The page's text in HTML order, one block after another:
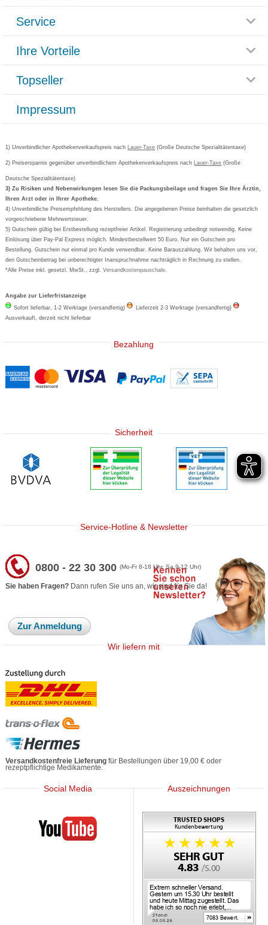
Glossar
Häufig gestellte Fragen
Datenschutz
AGB
Cookie-Einstellungen
Vertrag widerrufen
Service
Rücksendemöglichkeit
Paketlieferstatus
Versandkosten
Bestellschein ausfüllen
Newsletteranmeldung
Ihre Vorteile
Rezeptlieferung
Bonusprogramm
Gutschein und Rabatte
Kundenbewertung
Topseller
Grippostad
Bepanthen
Formoline
Wick
Eucerin
Basica
Impressum
1) Unverbindlicher Apothekenverkaufspreis nach Lauer-Taxe (Große Deutsche Spezialitätentaxe)
2) Preisersparnis gegenüber unverbindlichem Apothekenverkaufspreis nach Lauer-Taxe (Große
Deutsche Spezialitätentaxe)
3) Zu Risiken und Nebenwirkungen lesen Sie die Packungsbeilage und fragen Sie Ihre Ärztin,
Ihren Arzt oder in Ihrer Apotheke.
4) Unverbindliche Preisempfehlung des Herstellers. Die angegebenen Preise beinhalten die gesetzlich
vorgeschriebene Mehrwertsteuer.
5) Gutschein gültig bei Erstbestellung rezeptfreier Artikel. Registrierung unbedingt notwendig. Keine
Einlösung über Pay-Pal Express möglich. Mindestbestellwert 50 Euro. Nur ein Gutschein pro
Bestellung. Gutschein nur einmal pro Kunde verwendbar. Keine Barauszahlung. Wir behalten uns vor,
den Gutscheinbetrag bei unberechtigter Inanspruchnahme nachträglich in Rechnung zu stellen.
*Alle Preise inkl. gesetzl. MwSt., zzgl.Versandkostenpauschale.
Angabe zur Lieferfristanzeige
Sofort lieferbar, 1-2 Werktage (versandfertig)
Lieferzeit 2-3 Werktage (versandfertig)
Ausverkauft, derzeit nicht lieferbar
Bezahlung
Sicherheit
Service-Hotline & Newsletter
0800 - 22 30 300(Mo-Fr 8-18 Uhr, Sa 9-12 Uhr)
Sie haben Fragen? Dann rufen Sie uns an, wir sind für Sie da!
Zur Anmeldung
Wir liefern mit
Versandkostenfreie Lieferung für Bestellungen über 19,00 € oder
rezeptpflichtige Medikamente.
Social Media
Mediherz
Auszeichnungen